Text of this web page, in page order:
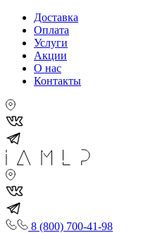
Доставка
Оплата
Услуги
Акции
О нас
Контакты
8 (800) 700-41-98